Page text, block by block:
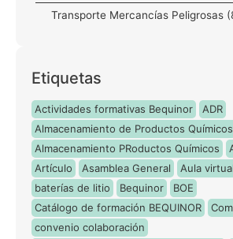
Transporte Mercancías Peligrosas
Etiquetas
Actividades formativas Bequinor
ADR
Almacenamiento de Productos Químicos
Almacenamiento PRoductos Químicos
Artículo
Asamblea General
Aula
baterías de litio
Bequinor
BOE
Catálogo de formación BEQUINOR
convenio colaboración